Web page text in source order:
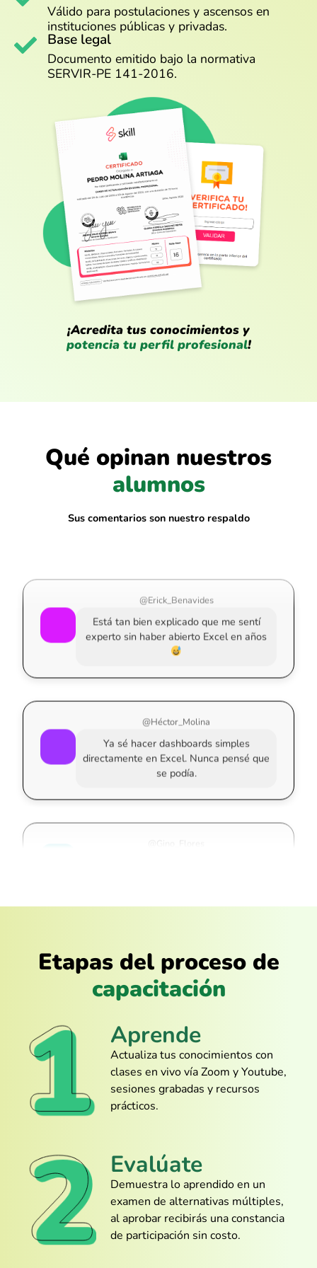
Válido para postulaciones y ascensos en
instituciones públicas y privadas.
Base legal
Documento emitido bajo la normativa
SERVIR-PE 141-2016.
¡Acredita tus conocimientos y
potencia tu perfil profesional!
Qué opinan nuestros
alumnos
Sus comentarios son nuestro respaldo
@Luis_Alfaro
Lo mejor fue entender cómo automatizar
tocarlas.
Está tan bien explicado que me sentí
experto sin haber abierto Excel en años
Ya sé hacer dashboards simples
directamente en Excel. Nunca pensé que
se podía.
Lo tomé por curiosidad… y terminé con
constancia incluida
@Luis_Alfaro
Lo mejor fue entender cómo automatizar
con macros. Antes me daba miedo
tocarlas.
@Erick_Benavides
Está tan bien explicado que me sentí
experto sin haber abierto Excel en años
Etapas del proceso de
capacitación
Aprende
Actualiza tus conocimientos con
clases en vivo vía Zoom y Youtube,
sesiones grabadas y recursos
prácticos.
Evalúate
Demuestra lo aprendido en un
examen de alternativas múltiples,
al aprobar recibirás una constancia
de participación sin costo.